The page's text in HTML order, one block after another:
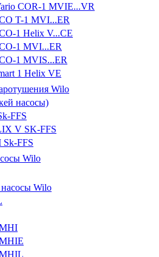
COR-1 MVIE...VR
T-1 MVI...ER
1 Helix V...CE
1 MVI...ER
1 MVIS...ER
1 Helix VE
Wilo
насосы)
FFS
V SK-FFS
FFS
Wilo
Wilo